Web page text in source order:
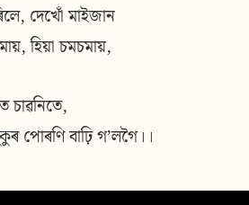
দেখোঁ মাইজান
হিয়া চমচমায়,
চাৱনিতে,
পোৰণি বাঢ়ি গʼলগৈ।।